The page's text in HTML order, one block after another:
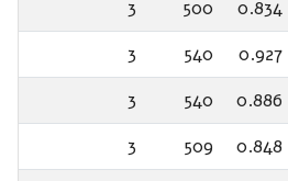
0.834
500
3
0.927
540
3
0.886
540
3
0.848
509
3